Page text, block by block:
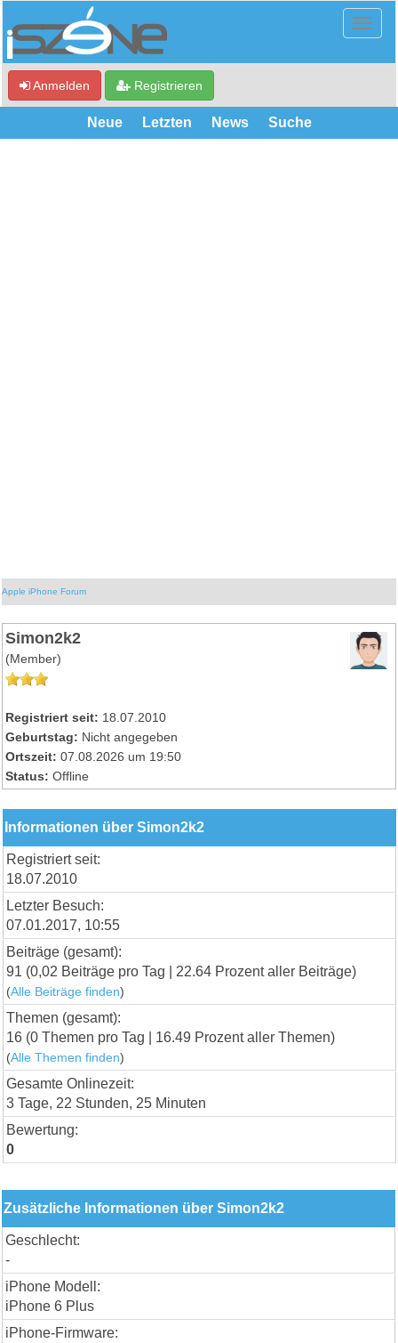
Anmelden Registrieren
Neue Letzten News Suche
Apple iPhone Forum
Simon2k2
(Member)
Registriert seit: 18.07.2010
Geburtstag: Nicht angegeben
Ortszeit: 07.08.2026 um 19:50
Status: Offline
Informationen über Simon2k2
Registriert seit:
18.07.2010
Letzter Besuch:
07.01.2017, 10:55
Beiträge (gesamt):
91 (0,02 Beiträge pro Tag | 22.64 Prozent aller Beiträge)
(Alle Beiträge finden)
Themen (gesamt):
16 (0 Themen pro Tag | 16.49 Prozent aller Themen)
(Alle Themen finden)
Gesamte Onlinezeit:
3 Tage, 22 Stunden, 25 Minuten
Bewertung:
0
Zusätzliche Informationen über Simon2k2
Geschlecht:
-
iPhone Modell:
iPhone 6 Plus
iPhone-Firmware: